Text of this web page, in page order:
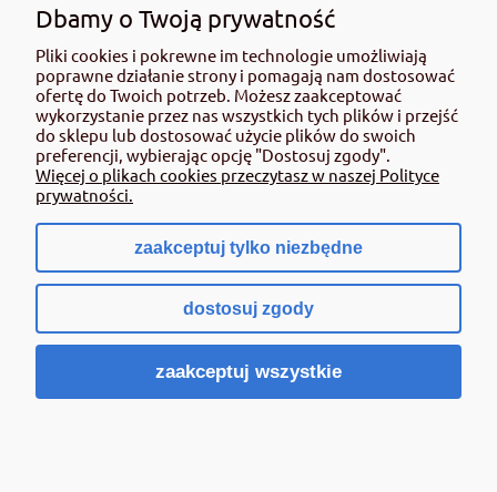
użyciem przeczytaj informacje zamieszczone w etykiecie i informacje
dotyczące produktu. Zwróć uwagę na zwroty wskazujące rodzaj zagrożenia
oraz przestrzegaj środków bezpieczeństwa zamieszczonych w etykiecie.
Środki ochrony roślin do użytku profesjonalnego mogą być nabyte tylko i
wyłącznie przez osoby pełnoletnie oraz posiadające kwalifikacje
wymagane od osób nabywających środki ochrony roślin określone w
ustawie (art. 28 Ustawy z dn. 8 marca 2013 r. o Środkach Ochrony Roślin Dz.
Ustw 2020 poz.2097 z pózn. zm.) Niespełnienie powyższych warunków jest
złamaniem regulaminu sklepu.
Sklep internetowy Shoper.pl
Dbamy o Twoją prywatność
Pliki cookies i pokrewne im technologie umożliwiają
poprawne działanie strony i pomagają nam dostosować
ofertę do Twoich potrzeb. Możesz zaakceptować
wykorzystanie przez nas wszystkich tych plików i przejść
do sklepu lub dostosować użycie plików do swoich
preferencji, wybierając opcję "Dostosuj zgody".
Więcej o plikach cookies przeczytasz w naszej Polityce
prywatności.
zaakceptuj tylko niezbędne
dostosuj zgody
zaakceptuj wszystkie